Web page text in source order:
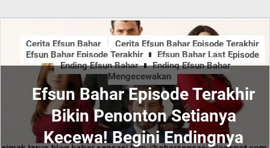
Efsun Bahar Episode Terakhir
Bikin Penonton Setianya
Kecewa! Begini Endingnya
Cerita Efsun Bahar
Cerita Efsun Bahar Episode Terakhir
Efsun Bahar Episode Terakhir
Efsun Bahar Last Episode
Ending Efsun Bahar
Ending Efsun Bahar
Mengecewakan